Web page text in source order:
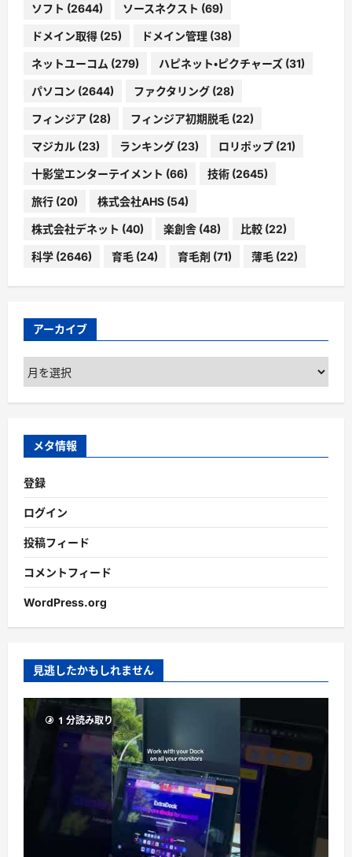
ソフト (2644) ソースネクスト (69)
ドメイン取得 (25) ドメイン管理 (38)
ネットユーコム (279) ハピネット・ピクチャーズ (31)
パソコン (2644) ファクタリング (28)
フィンジア (28) フィンジア初期脱毛 (22)
マジカル (23) ランキング (23) ロリポップ (21)
十影堂エンターテイメント (66) 技術 (2645)
旅行 (20) 株式会社AHS (54)
株式会社デネット (40) 楽創舎 (48) 比較 (22)
科学 (2646) 育毛 (24) 育毛剤 (71) 薄毛 (22)
アーカイブ
ア
ー
カ
ブ
メタ情報
登録
ログイン
投稿フィード
コメントフィード
WordPress.org
見逃したかもしれません
1 分読み取り